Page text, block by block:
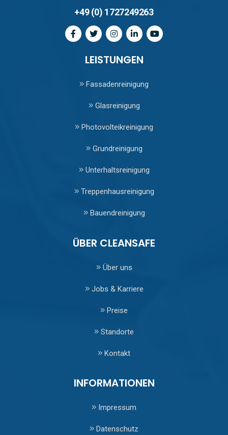
+49 (0) 1727249263
LEISTUNGEN
Fassadenreinigung
Glasreinigung
Photovolteikreinigung
Grundreinigung
Unterhaltsreinigung
Treppenhausreinigung
Bauendreinigung
ÜBER CLEANSAFE
Über uns
Jobs & Karriere
Preise
Standorte
Kontakt
INFORMATIONEN
Impressum
Datenschutz